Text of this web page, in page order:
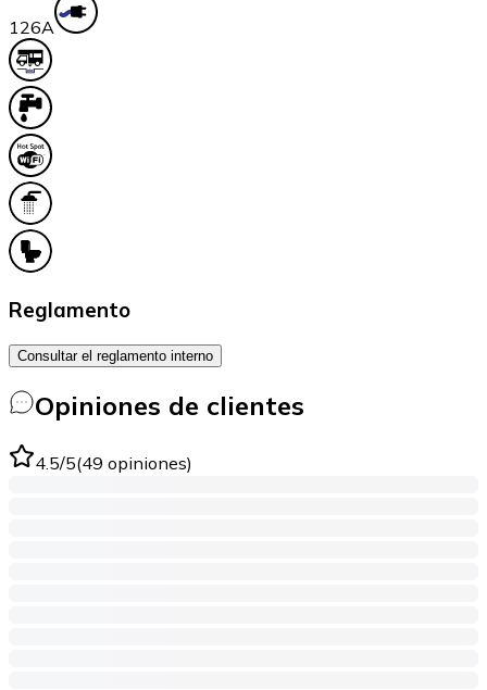
126A
Reglamento
Consultar el reglamento interno
Opiniones de clientes
4.5/5(49 opiniones)